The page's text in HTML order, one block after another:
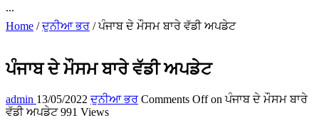
...
Home / ਦੁਨੀਆ ਭਰ / ਪੰਜਾਬ ਦੇ ਮੌਸਮ ਬਾਰੇ ਵੱਡੀ ਅਪਡੇਟ
ਪੰਜਾਬ ਦੇ ਮੌਸਮ ਬਾਰੇ ਵੱਡੀ ਅਪਡੇਟ
admin 13/05/2022 ਦੁਨੀਆ ਭਰ Comments Offon ਪੰਜਾਬ ਦੇ ਮੌਸਮ ਬਾਰੇ
ਵੱਡੀ ਅਪਡੇਟ 991 Views